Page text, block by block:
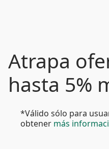
Atrapa
hasta 5%
*Válido sólo para
obtener más